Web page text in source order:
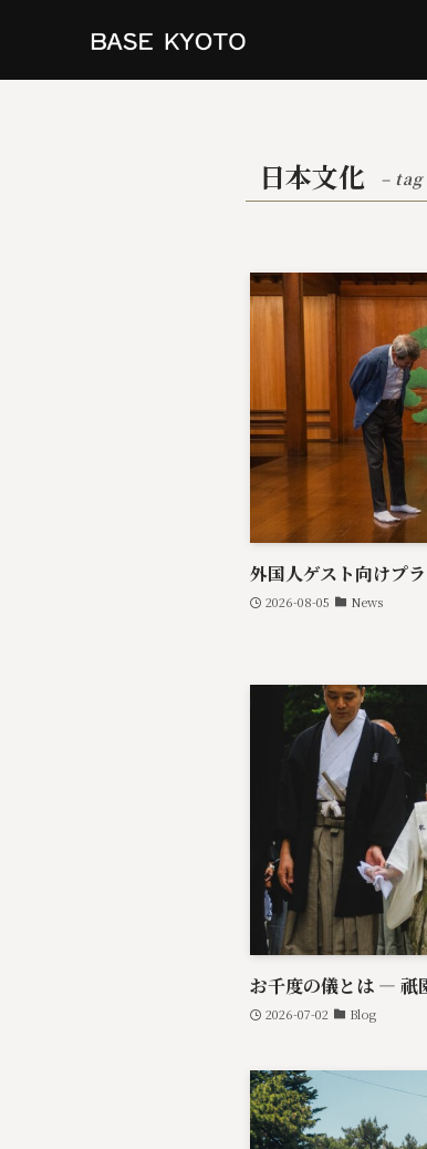
日本文化 – tag
外国人ゲスト向けプ
2026-08-05 News
お千度の儀とは — 祇
2026-07-02 Blog